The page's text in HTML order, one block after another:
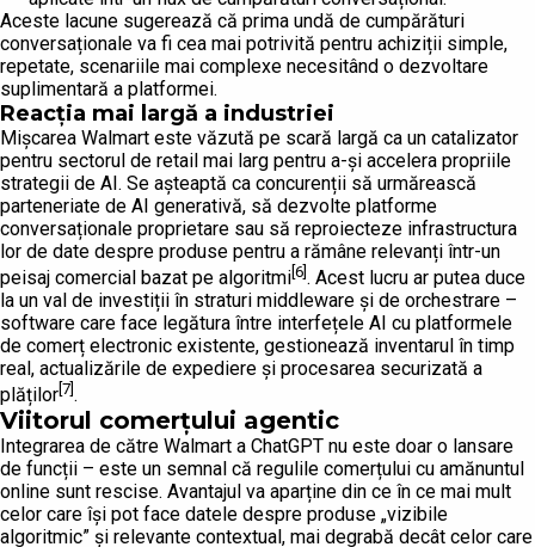
Aceste lacune sugerează că prima undă de cumpărături
conversaționale va fi cea mai potrivită pentru achiziții simple,
repetate, scenariile mai complexe necesitând o dezvoltare
suplimentară a platformei.
Reacția mai largă a industriei
Mișcarea Walmart este văzută pe scară largă ca un catalizator
pentru sectorul de retail mai larg pentru a-și accelera propriile
strategii de AI. Se așteaptă ca concurenții să urmărească
parteneriate de AI generativă, să dezvolte platforme
conversaționale proprietare sau să reproiecteze infrastructura
lor de date despre produse pentru a rămâne relevanți într-un
peisaj comercial bazat pe algoritmi[6]. Acest lucru ar putea duce
la un val de investiții în straturi middleware și de orchestrare –
software care face legătura între interfețele AI cu platformele
de comerț electronic existente, gestionează inventarul în timp
real, actualizările de expediere și procesarea securizată a
plăților [7] .
Viitorul comerțului agentic
Integrarea de către Walmart a ChatGPT nu este doar o lansare
de funcții – este un semnal că regulile comerțului cu amănuntul
online sunt rescise. Avantajul va aparține din ce în ce mai mult
celor care își pot face datele despre produse „vizibile
algoritmic” și relevante contextual, mai degrabă decât celor care